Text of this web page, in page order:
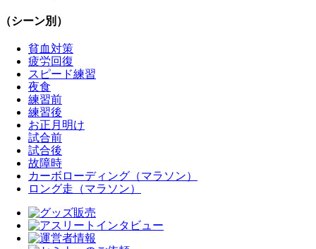
（シーン別）
貧血対策
疲労回復
スピード練習
夜食
練習前
練習後
お正月明け
試合前
試合後
故障時
カーボローディング（マラソン）
ロング走（マラソン）